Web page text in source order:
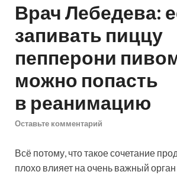
Врач Лебедева:
запивать пиццу
пепперони
можно попасть
в реанимацию
Оставьте комментарий
Всё потому, что такое сочетание
плохо влияет на очень важный